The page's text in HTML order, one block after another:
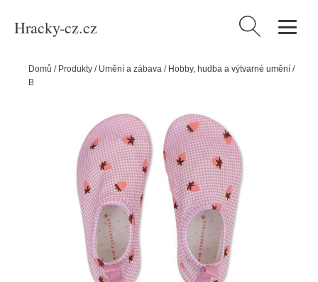
Hracky-cz.cz Vyhledávání
Domů / Produkty / Umění a zábava / Hobby, hudba a výtvarné umění /
Boty do vody Strawberry vel. 25 - 26